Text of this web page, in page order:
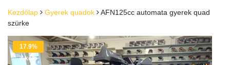
Kezdőlap Gyerek quadok
AFN125cc automata gyerek quad
szürke
17.9%
Akció